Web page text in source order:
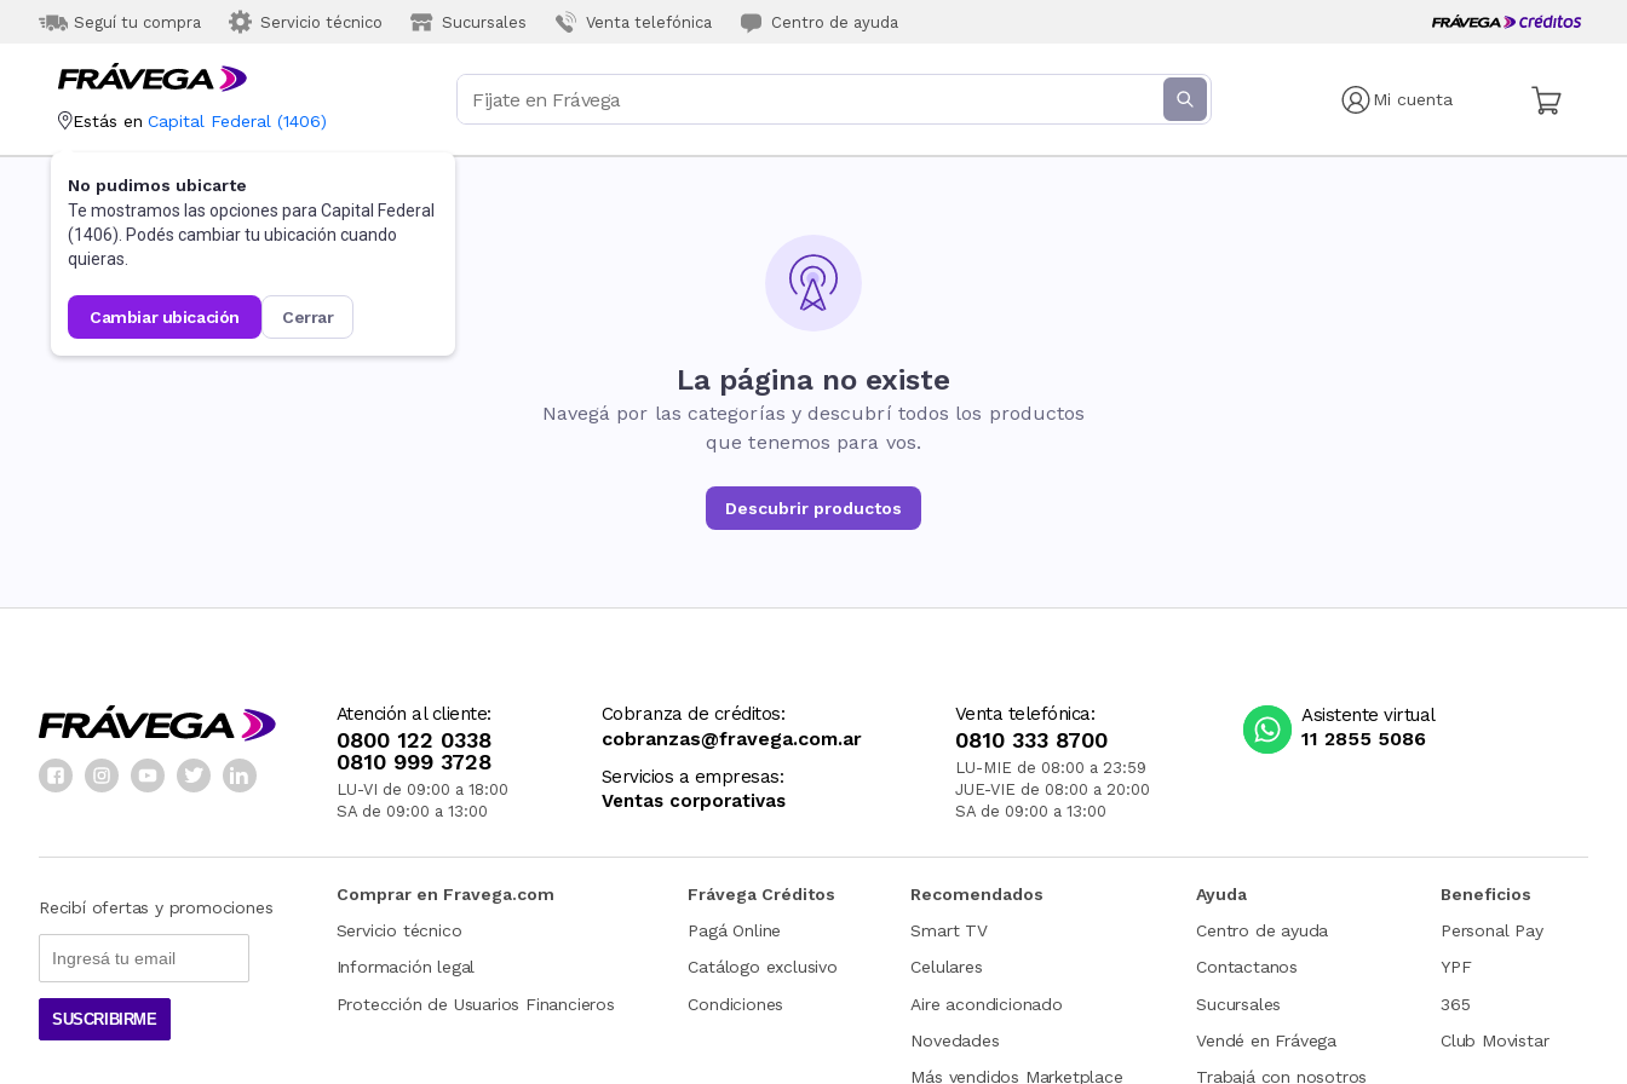
Seguí tu compra Servicio técnico Sucursales Venta telefónica Centro de ayuda
Mi cuenta
Estás en Capital Federal (1406)
No pudimos ubicarte
Te mostramos las opciones para Capital Federal
(1406). Podés cambiar tu ubicación cuando
quieras.
cambiar ubicación cerrar
La página no existe
Navegá por las categorías y descubrí todos los productos
que tenemos para vos.
Descubrir productos
Atención al cliente:
0800 122 0338
0810 999 3728
LU-VI de 09:00 a 18:00
SA de 09:00 a 13:00
Cobranza de créditos:
cobranzas@fravega.com.ar
Servicios a empresas:
Ventas corporativas
Venta telefónica:
0810 333 8700
LU-MIE de 08:00 a 23:59
JUE-VIE de 08:00 a 20:00
SA de 09:00 a 13:00
Asistente virtual
11 2855 5086
Recibí ofertas y promociones
SUSCRIBIRME
Comprar en Fravega.com
Servicio técnico
Información legal
Protección de Usuarios Financieros
Frávega Créditos
Pagá Online
Catálogo exclusivo
Condiciones
Recomendados
Smart TV
Celulares
Aire acondicionado
Novedades
Más vendidos Marketplace
Ayuda
Centro de ayuda
Contactanos
Sucursales
Vendé en Frávega
Trabajá con nosotros
Beneficios
Personal Pay
YPF
365
Club Movistar